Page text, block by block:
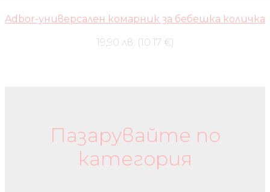
Adbor-универсален комарник за бебешка количка
19,90 лв. (10.17 €)
Пазарувайте по
категория